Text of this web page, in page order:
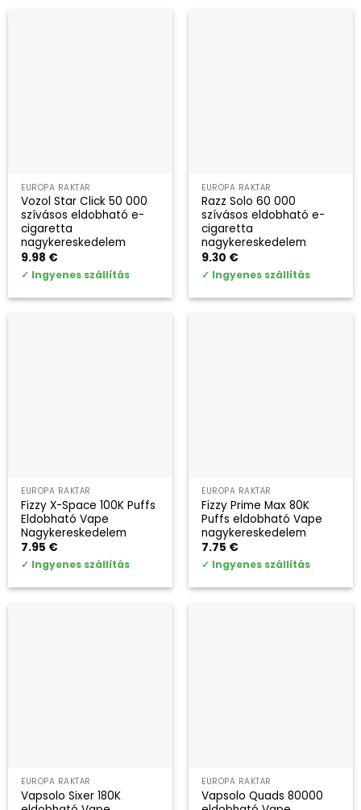
EURÓPA RAKTÁR
Vozol Star Click 50 000
szívásos eldobható e-
cigaretta
nagykereskedelem
9.98 €
✓ Ingyenes szállítás
EURÓPA RAKTÁR
Razz Solo 60 000
szívásos eldobható e-
cigaretta
nagykereskedelem
9.30 €
✓ Ingyenes szállítás
EURÓPA RAKTÁR
Fizzy X-Space 100K Puffs
Eldobható Vape
Nagykereskedelem
7.95 €
✓ Ingyenes szállítás
EURÓPA RAKTÁR
Fizzy Prime Max 80K
Puffs eldobható Vape
nagykereskedelem
7.75 €
✓ Ingyenes szállítás
EURÓPA RAKTÁR
Vapsolo Sixer 180K
EURÓPA RAKTÁR
Vapsolo Quads 80000